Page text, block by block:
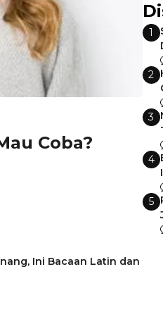
Coba?
Ini Bacaan Latin dan
1
2
3
4
5